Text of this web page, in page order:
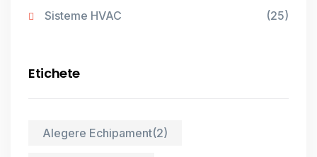
Sisteme HVAC (25)
Etichete
Alegere Echipament(2)